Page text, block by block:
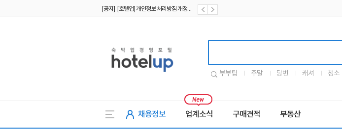
[공지] [호텔업] 개인정보 처리방침 개정본1 (19.09.02)
부부팀 주말 당번 캐셔 청소
채용정보 업계소식 구매견적 부동산